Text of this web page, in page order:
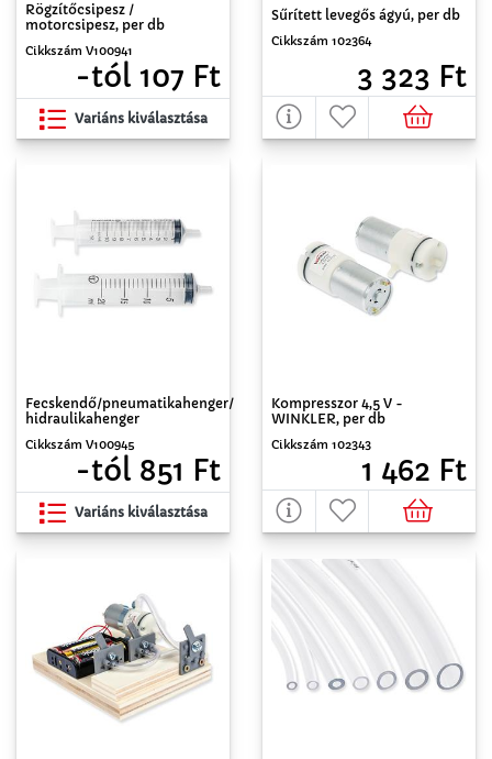
Rögzítőcsipesz /
motorcsipesz, per db
Cikkszám V100941
-tól 107 Ft
Variáns kiválasztása
Sűrített levegős ágyú, per db
Cikkszám 102364
3 323 Ft
Fecskendő/pneumatikahenger/
hidraulikahenger
Cikkszám V100945
-tól 851 Ft
Variáns kiválasztása
Kompresszor 4,5 V -
WINKLER, per db
Cikkszám 102343
1 462 Ft